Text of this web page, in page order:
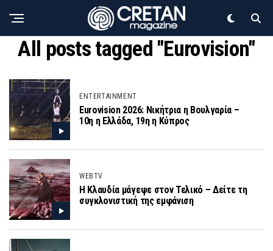
All posts tagged "Eurovision"
ENTERTAINMENT
Eurovision 2026: Νικήτρια η Βουλγαρία –
10η η Ελλάδα, 19η η Κύπρος
WEBTV
Η Κλαυδία μάγεψε στον Τελικό – Δείτε τη
συγκλονιστική της εμφάνιση